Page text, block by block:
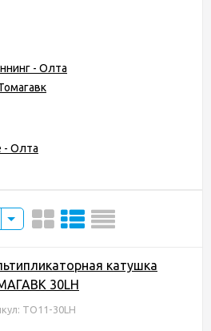
- Олта
- Олта
катушка
30LH
TO11-30LH